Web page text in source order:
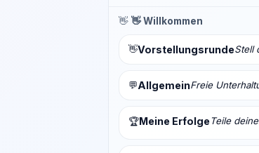
👋 👋 Willkommen
👋VorstellungsrundeStell
💬AllgemeinFreie
🏆Meine ErfolgeTeile